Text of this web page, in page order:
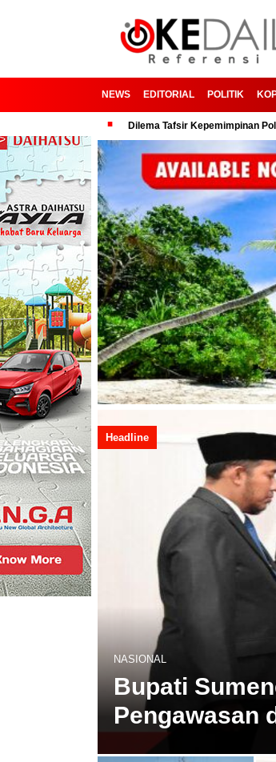
NEWS EDITORIAL POLITIK
Dilema Tafsir Kepemimpinan Politik dan
Headline
KESEHATAN
PKM
Tunggul